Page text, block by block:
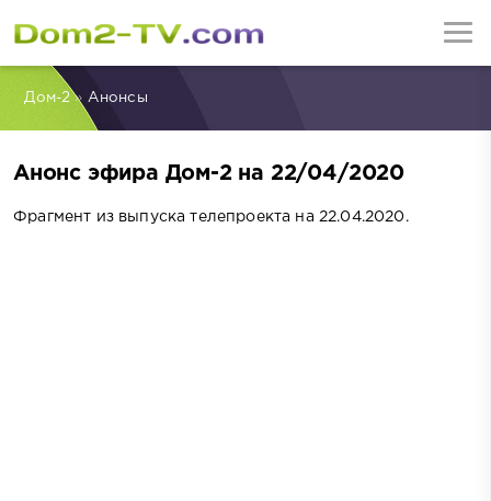
Дом-2» Анонсы
Анонс эфира Дом-2 на 22/04/2020
Фрагмент из выпуска телепроекта на 22.04.2020.